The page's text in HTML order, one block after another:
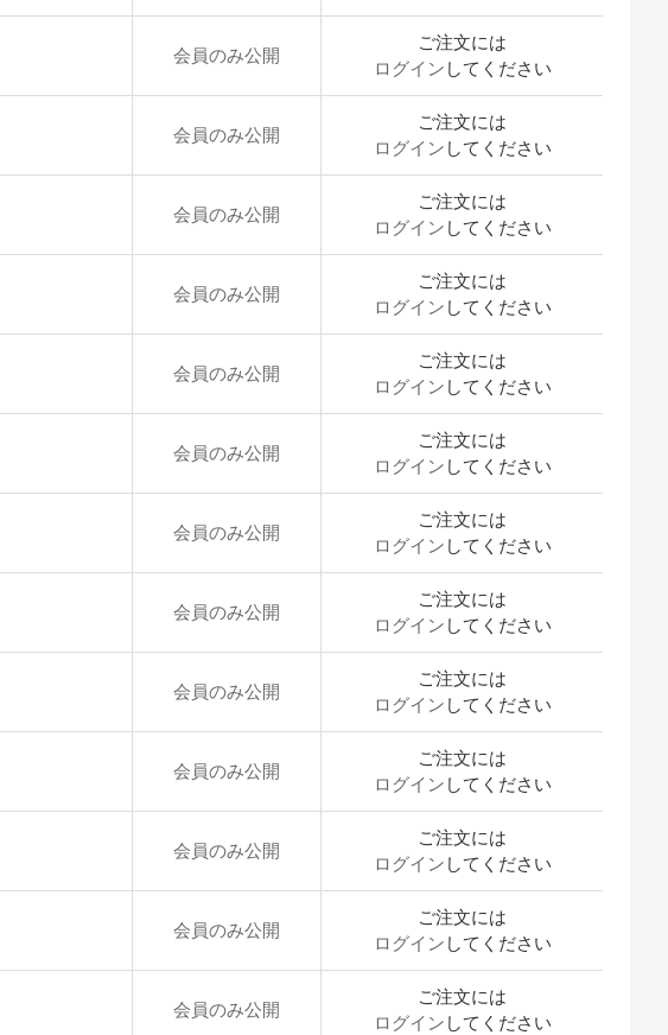
会員のみ公開
ご注文には
ログイン してください
会員のみ公開
ご注文には
ログイン してください
会員のみ公開
ご注文には
ログイン してください
会員のみ公開
ご注文には
ログイン してください
会員のみ公開
ご注文には
ログイン してください
会員のみ公開
ご注文には
ログイン してください
会員のみ公開
ご注文には
ログイン してください
会員のみ公開
ご注文には
ログイン してください
会員のみ公開
ご注文には
ログイン してください
会員のみ公開
ご注文には
ログイン してください
会員のみ公開
ご注文には
ログイン してください
会員のみ公開
ご注文には
ログイン してください
会員のみ公開
ご注文には
ログイン してください